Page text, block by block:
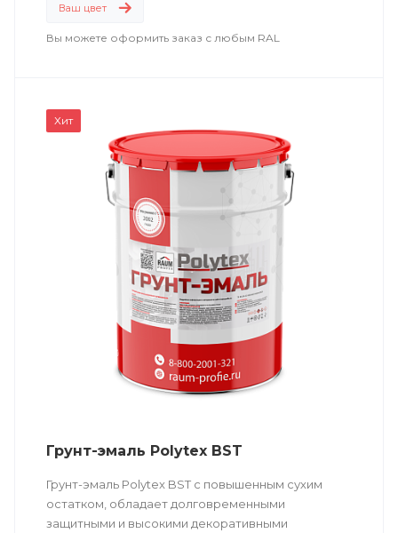
Ваш цвет
Вы можете оформить заказ с любым RAL
Хит
Грунт-эмаль Polytex BST
Грунт-эмаль Polytex BST c повышенным сухим
остатком, обладает долговременными
защитными и высокими декоративными